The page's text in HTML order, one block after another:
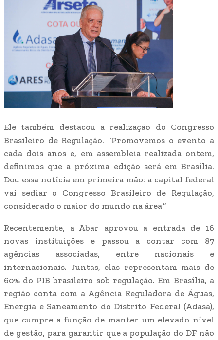
Ele também destacou a realização do Congresso
Brasileiro de Regulação. “Promovemos o evento a
cada dois anos e, em assembleia realizada ontem,
definimos que a próxima edição será em Brasília.
Dou essa notícia em primeira mão: a capital federal
vai sediar o Congresso Brasileiro de Regulação,
considerado o maior do mundo na área.”
Recentemente, a Abar aprovou a entrada de 16
novas instituições e passou a contar com 87
agências associadas, entre nacionais e
internacionais. Juntas, elas representam mais de
60% do PIB brasileiro sob regulação. Em Brasília, a
região conta com a Agência Reguladora de Águas,
Energia e Saneamento do Distrito Federal (Adasa),
que cumpre a função de manter um elevado nível
de gestão, para garantir que a população do DF não